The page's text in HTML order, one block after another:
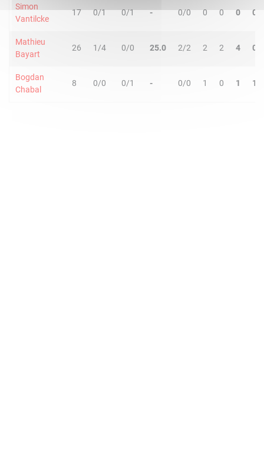
Simon
Vantilcke
17 0/1 0/1 - 0/0 0 0 0 0
Mathieu
Bayart
26 1/4 0/0 25.0 2/2 2 2 4 0
Bogdan
Chabal
8 0/0 0/1 - 0/0 1 0 1 1